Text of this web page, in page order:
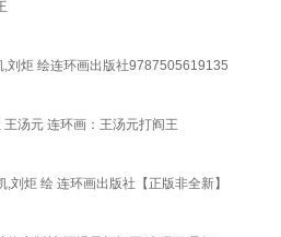
刘炬 绘连环画出版社9787505619135
王汤元 连环画：王汤元打阎王
刘炬 绘 连环画出版社【正版非全新】